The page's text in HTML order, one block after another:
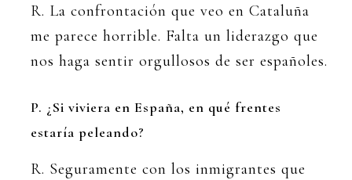
R. La confrontación que veo en Cataluña
me parece horrible. Falta un liderazgo que
nos haga sentir orgullosos de ser españoles.
P. ¿Si viviera en España, en qué frentes
estaría peleando?
R. Seguramente con los inmigrantes que